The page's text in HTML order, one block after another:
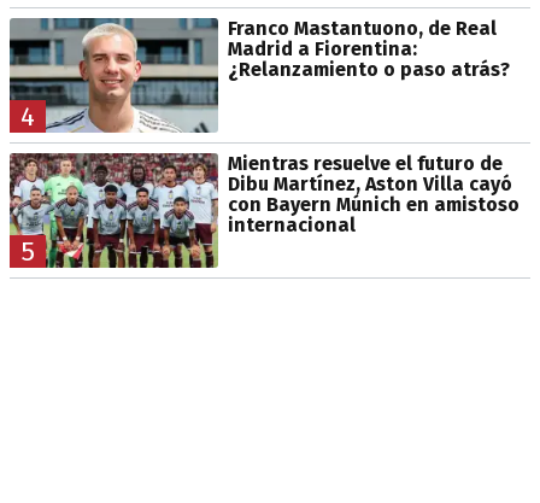
4
Franco Mastantuono, de Real
Madrid a Fiorentina:
¿Relanzamiento o paso atrás?
5
Mientras resuelve el futuro de
Dibu Martínez, Aston Villa cayó
con Bayern Múnich en amistoso
internacional